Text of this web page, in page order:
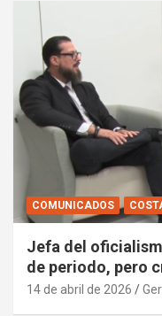
COMUNICADOS
Jefa del
de periodo, pero
14 de abril de 2026